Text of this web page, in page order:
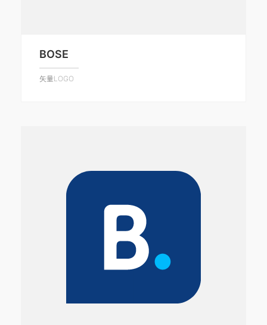
BOSE
矢量LOGO